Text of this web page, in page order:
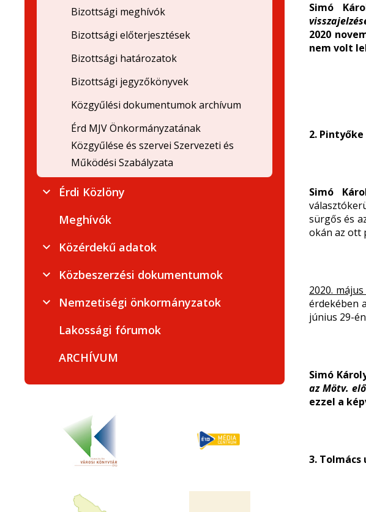
Simó
2020
nem volt
2.
Simó
sürgős és
okán az ott
2020.
érdekében
június 29-
Simó
az Mötv.
ezzel a
3.
Bizottsági meghívók
Bizottsági előterjesztések
Bizottsági határozatok
Bizottsági jegyzőkönyvek
Közgyűlési dokumentumok archívum
Érd MJV Önkormányzatának
Közgyűlése és szervei Szervezeti és
Működési Szabályzata
Érdi Közlöny
Meghívók
Közérdekű adatok
Közbeszerzési dokumentumok
Nemzetiségi önkormányzatok
Lakossági fórumok
ARCHÍVUM